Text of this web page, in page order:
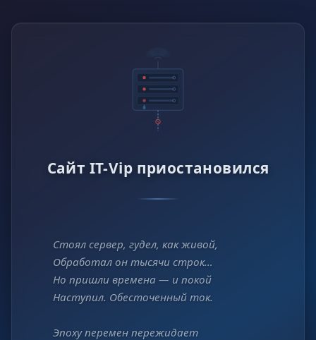
Сайт IT-Vip приостановился
Стоял сервер, гудел, как живой,
Обработал он тысячи строк…
Но пришли времена — и покой
Наступил. Обесточенный ток.
Эпоху перемен пережидает